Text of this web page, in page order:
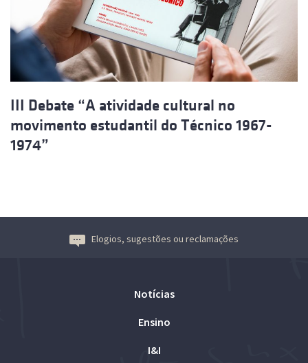
III Debate “A atividade cultural no
movimento estudantil do Técnico 1967-
1974”
Elogios, sugestões ou reclamações
Notícias
Ensino
I&I